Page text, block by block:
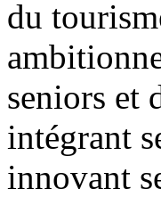
du
seniors et
intégrant
innovant